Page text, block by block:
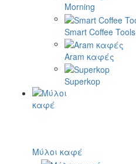
Morning
Smart Coffee Tools
Aram καφές
Superkop
Μύλοι καφέ